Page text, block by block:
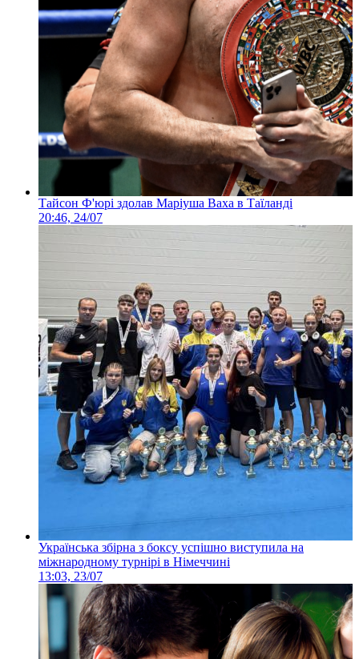
Тайсон Ф'юрі здолав Маріуша Ваха в Таїланді
20:46, 24/07
Українська збірна з боксу успішно виступила на
міжнародному турнірі в Німеччині
13:03, 23/07